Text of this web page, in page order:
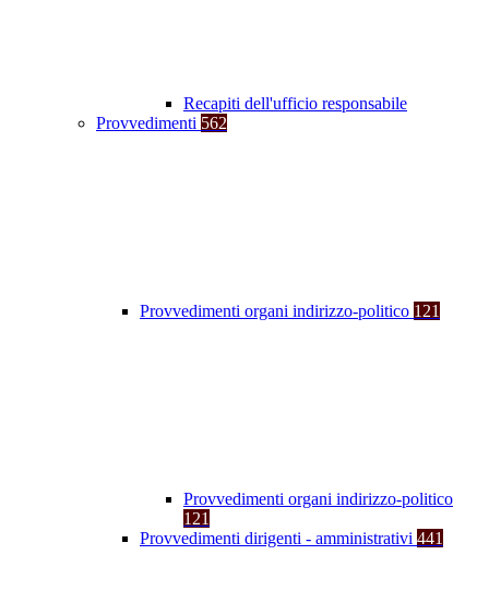
Recapiti dell'ufficio responsabile
Provvedimenti 562
Provvedimenti organi indirizzo-politico 121
Provvedimenti organi indirizzo-politico
121
Provvedimenti dirigenti - amministrativi 441